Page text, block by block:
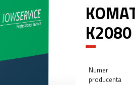
K2080
Numer
producenta